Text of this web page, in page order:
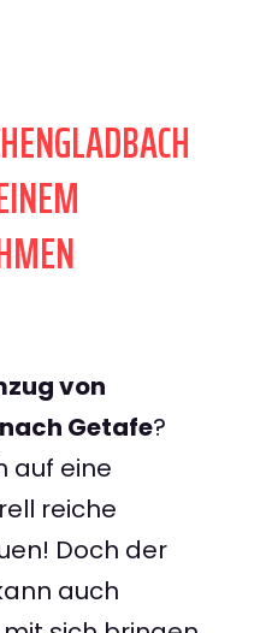
von
Getafe?
auf eine
reiche
Doch der
auch